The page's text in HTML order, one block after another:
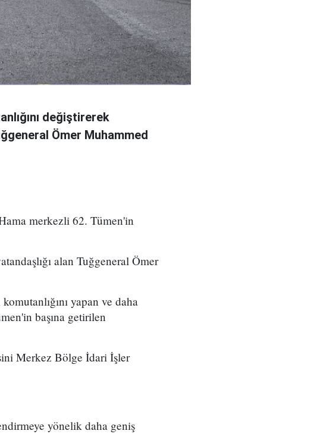
değiştirerek
Ömer Muhammed
merkezli 62. Tümen'in
alan Tuğgeneral Ömer
yapan ve daha
başına getirilen
Merkez Bölge İdari İşler
yönelik daha geniş